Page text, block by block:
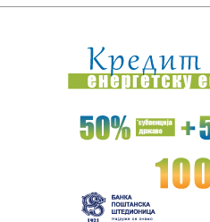
16:01:Ako vam je promakla
za...
16:00:Drama u Parizu: Starija
Raspored sahrana za
15:57:VLAHOVIĆU NA STO